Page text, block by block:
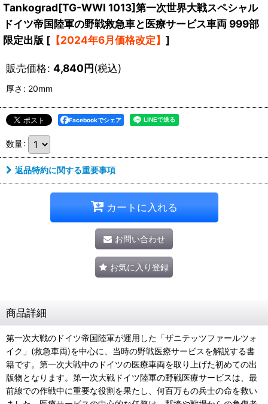
Tankograd[TG-WWI 1013]第一次世界大戦スペシャル
ドイツ帝国陸軍の野戦救急車と医療サービス車両 999部
限定出版 [ 【2024年6月価格改定】 ]
販売価格: 4,840円(税込)
厚さ : 20mm
Facebookでシェア
数量:
返品特約に関する重要事項
カートに入れる
お問い合わせ
お気に入り登録
商品詳細
第一次大戦のドイツ帝国陸軍が運用した「ザニテッツファールツォ
イク」(救急車両)を中心に、当時の野戦医療サービスを解説する書
籍です。 第一次大戦中のドイツの医療車両を取り上げた初めての出
版物となります。 第一次大戦ドイツ陸軍の野戦医療サービスは、最
前線での作戦中に重要な役割を果たし、何百万もの兵士の命を救い